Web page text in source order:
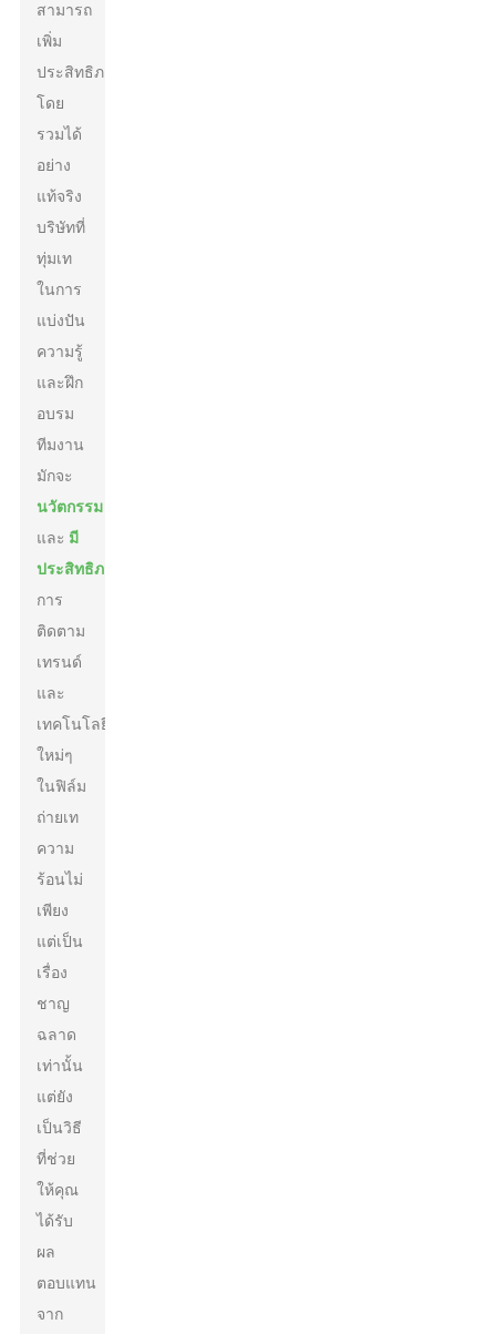
สามารถ
เพิ่ม
ประสิทธิภาพ
โดย
รวมได้
อย่าง
แท้จริง
บริษัทที่
ทุ่มเท
ในการ
แบ่งปัน
ความรู้
และฝึก
อบรม
ทีมงาน
มักจะ
นวัตกรรม
และ มี
ประสิทธิภาพ
การ
ติดตาม
เทรนด์
และ
เทคโนโลยี
ใหม่ๆ
ในฟิล์ม
ถ่ายเท
ความ
ร้อนไม่
เพียง
แต่เป็น
เรื่อง
ชาญ
ฉลาด
เท่านั้น
แต่ยัง
เป็นวิธี
ที่ช่วย
ให้คุณ
ได้รับ
ผล
ตอบแทน
จาก